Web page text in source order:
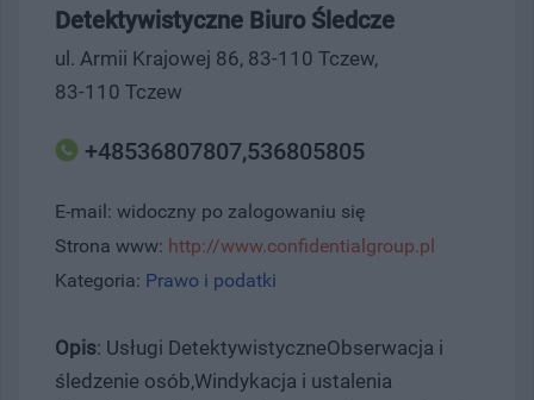
Detektywistyczne Biuro Śledcze
ul. Armii Krajowej 86, 83-110 Tczew,
83-110 Tczew
+48536807807,536805805
E-mail: widoczny po zalogowaniu się
Strona www: http://www.confidentialgroup.pl
Kategoria: Prawo i podatki
Opis: Usługi DetektywistyczneObserwacja i
śledzenie osób,Windykacja i ustalenia